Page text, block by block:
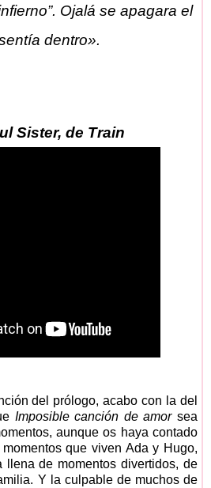
Ojalá se apagara el
dentro».
Sister, de Train
del prólogo, acabo con la del
Imposible canción de amorsea
aunque os haya contado
que viven Ada y Hugo,
llena de momentos divertidos, de
Y la culpable de muchos de